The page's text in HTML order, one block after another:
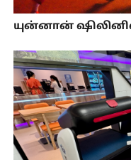
யுன்னான்